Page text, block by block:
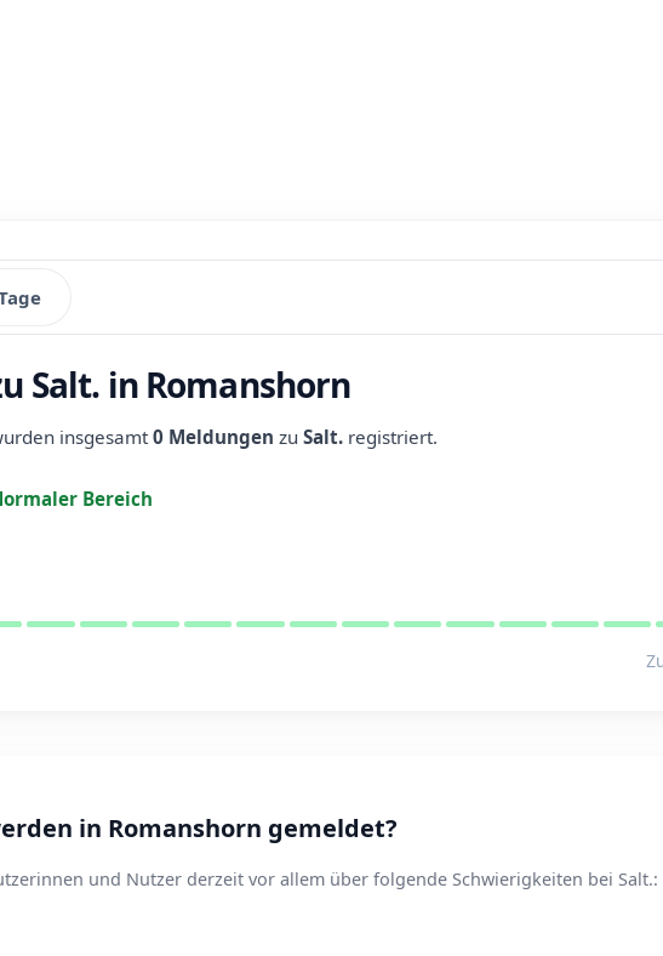
Salt. in Romanshorn
insgesamt0 Meldungen zu Salt. registriert.
Bereich
in Romanshorn gemeldet?
und Nutzer derzeit vor allem über folgende Schwierigkeiten bei Salt.: